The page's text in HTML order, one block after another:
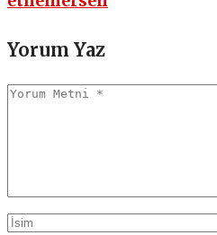
Yorum Yaz